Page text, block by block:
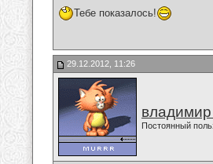
Тебе показалось!
29.12.2012, 11:26
Постоянный